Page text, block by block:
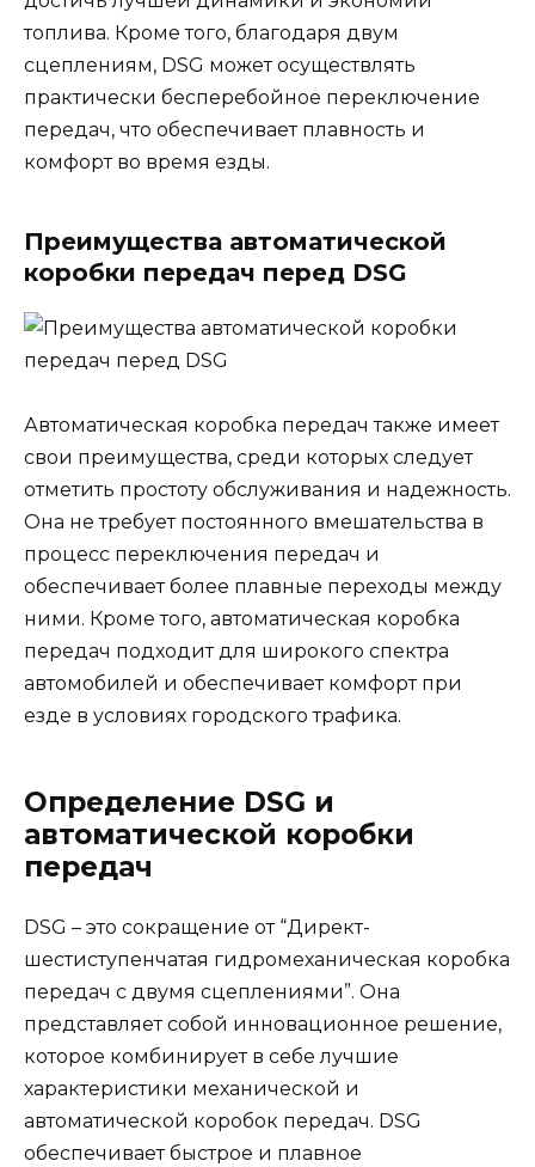
топлива. Кроме того, благодаря двум
сцеплениям, DSG может осуществлять
практически бесперебойное переключение
передач, что обеспечивает плавность и
комфорт во время езды.
Преимущества автоматической
коробки передач перед DSG
Автоматическая коробка передач также имеет
свои преимущества, среди которых следует
отметить простоту обслуживания и надежность.
Она не требует постоянного вмешательства в
процесс переключения передач и
обеспечивает более плавные переходы между
ними. Кроме того, автоматическая коробка
передач подходит для широкого спектра
автомобилей и обеспечивает комфорт при
езде в условиях городского трафика.
Определение DSG и
автоматической коробки
передач
DSG – это сокращение от “Директ-
шестиступенчатая гидромеханическая коробка
передач с двумя сцеплениями”. Она
представляет собой инновационное решение,
которое комбинирует в себе лучшие
характеристики механической и
автоматической коробок передач. DSG
обеспечивает быстрое и плавное